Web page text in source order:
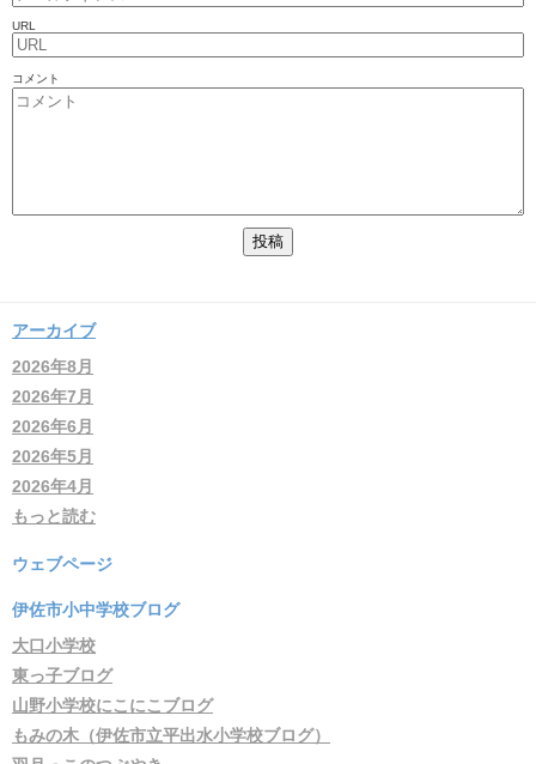
URL
コメント
アーカイブ
2026年8月
2026年7月
2026年6月
2026年5月
2026年4月
もっと読む
ウェブページ
伊佐市小中学校ブログ
大口小学校
東っ子ブログ
山野小学校にこにこブログ
もみの木（伊佐市立平出水小学校ブログ）